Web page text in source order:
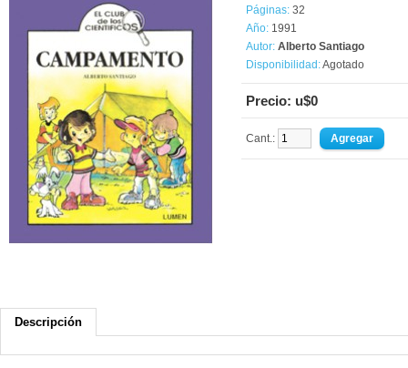
Páginas: 32
Año: 1991
Autor: Alberto Santiago
Disponibilidad:Agotado
Precio: u$0
Cant.:
Descripción